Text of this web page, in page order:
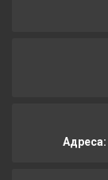
Адреса: